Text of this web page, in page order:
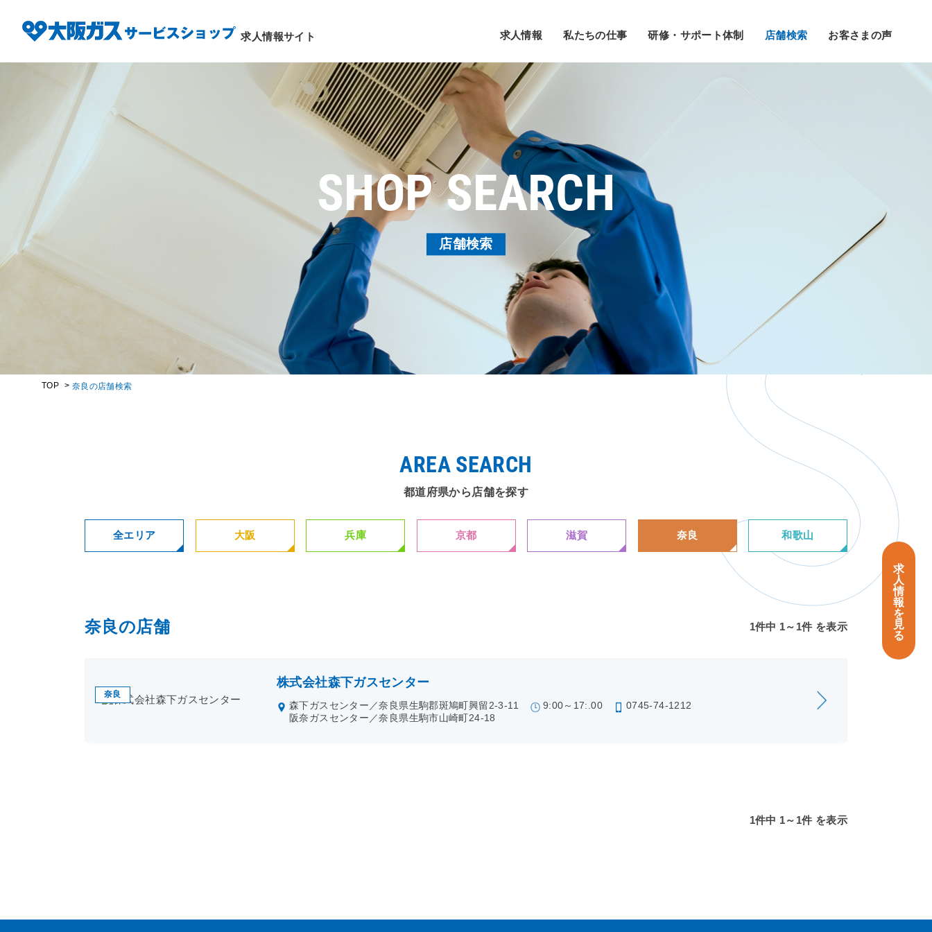
求人情報サイト 求人情報 私たちの仕事 研修・サポート体制 店舗検索 お客さまの声
SHOP SEARCH
店舗検索
TOP 奈良の店舗検索
求
人
情
報
を
見
る
AREA SEARCH
都道府県から店舗を探す
全エリア 大阪 兵庫 京都 滋賀 奈良 和歌山
奈良の店舗 1件中 1～1件 を表示
奈良
株式会社森下ガスセンター
森下ガスセンター／奈良県生駒郡斑鳩町興留2-3-11
阪奈ガスセンター／奈良県生駒市山崎町24-18
9:00～17:.00 0745-74-1212
1件中 1～1件 を表示